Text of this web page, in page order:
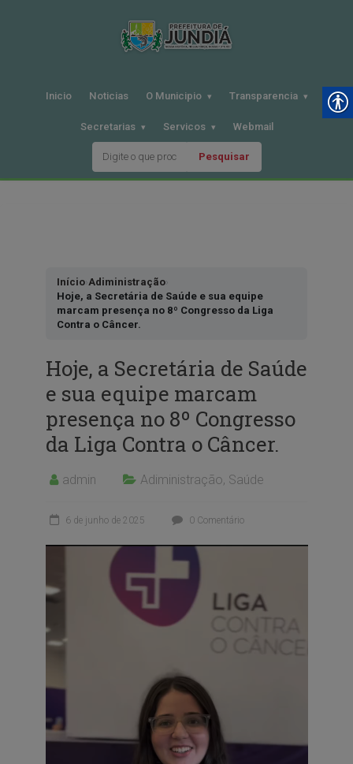
Inicio Noticias O Municipio Transparencia
Secretarias Servicos Webmail
Pesquisar
Início›Adiministração›
Hoje, a Secretária de Saúde e sua equipe
marcam presença no 8º Congresso da Liga
Contra o Câncer.
Hoje, a Secretária de Saúde
e sua equipe marcam
presença no 8º Congresso
da Liga Contra o Câncer.
admin Adiministração, Saúde
6 de junho de 2025 0 Comentário